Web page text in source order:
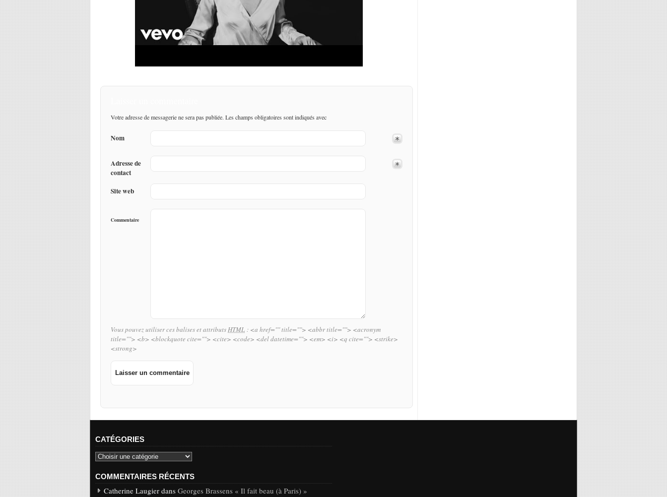
Votre adresse de messagerie ne sera pas publiée. Les champs obligatoires sont indiqués avec
Nom
Adresse de
contact
Site web
Commentaire
Vous pouvez utiliser ces balises et attributsHTML : <a href="" title=""> <abbr title=""> <acronym
title=""> <b> <blockquote cite=""> <cite> <code> <del datetime=""> <em> <i> <q cite=""> <strike>
<strong>
CATÉGORIES
COMMENTAIRES RÉCENTS
Catherine Laugier dans Georges Brassens « Il fait beau (à Paris) »